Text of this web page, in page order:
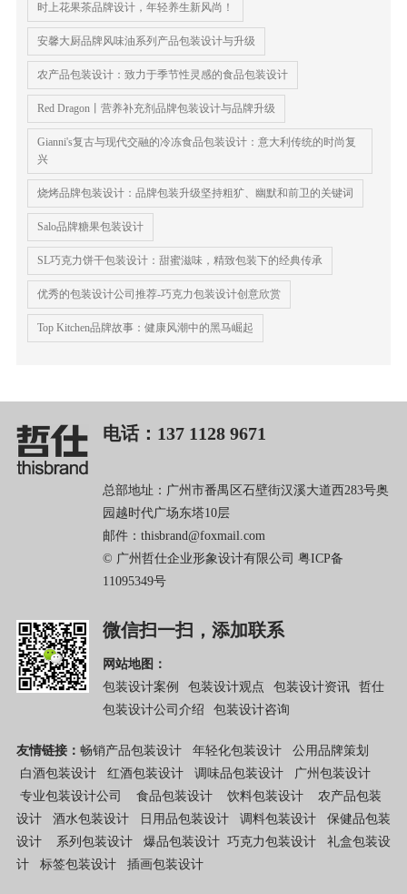
时上花果茶品牌设计，年轻养生新风尚！
安馨大厨品牌风味油系列产品包装设计与升级
农产品包装设计：致力于季节性灵感的食品包装设计
Red Dragon丨营养补充剂品牌包装设计与品牌升级
Gianni's复古与现代交融的冷冻食品包装设计：意大利传统的时尚复
兴
烧烤品牌包装设计：品牌包装升级坚持粗犷、幽默和前卫的关键词
Salo品牌糖果包装设计
SL巧克力饼干包装设计：甜蜜滋味，精致包装下的经典传承
优秀的包装设计公司推荐-巧克力包装设计创意欣赏
Top Kitchen品牌故事：健康风潮中的黑马崛起
电话：137 1128 9671
总部地址：广州市番禺区石壁街汉溪大道西283号奥
园越时代广场东塔10层
邮件：thisbrand@foxmail.com
© 广州哲仕企业形象设计有限公司 粤ICP备
11095349号
微信扫一扫，添加联系
网站地图：
包装设计案例
包装设计观点 包装设计资讯
哲仕
包装设计公司介绍
包装设计咨询
友情链接： 畅销产品包装设计 年轻化包装设计
公用品牌策划
白酒包装设计
红酒包装设计 调味品包装设计
广州包装设计
专业包装设计公司
食品包装设计 饮料包装设计
农产品包装
设计
酒水包装设计 日用品包装设计 调料包装设计
保健品包装
设计
系列包装设计 爆品包装设计 巧克力包装设计
礼盒包装设
计
标签包装设计 插画包装设计